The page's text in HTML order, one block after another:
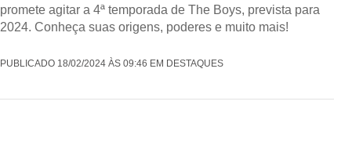
promete agitar a 4ª temporada de The Boys, prevista para
2024. Conheça suas origens, poderes e muito mais!
PUBLICADO 18/02/2024 ÀS 09:46 EM DESTAQUES